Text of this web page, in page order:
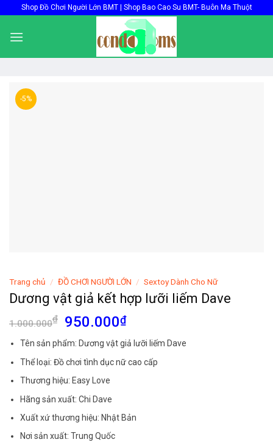
content
Shop Đồ Chơi Người Lớn BMT | Shop Bao Cao Su BMT- Buôn Ma Thuột
-5%
Trang chủ / ĐỒ CHƠI NGƯỜI LỚN / Sextoy Dành Cho Nữ
Dương vật giả kết hợp lưỡi liếm Dave
1.000.000₫
Giá
gốc
là:
1.000.000₫.
950.000₫Giá
hiện
tại
là:
Tên sản phẩm: Dương vật giả lưỡi liếm Dave
Thể loại: Đồ chơi tình dục nữ cao cấp
Thương hiệu: Easy Love
Hãng sản xuất: Chi Dave
Xuất xứ thương hiệu: Nhật Bản
Nơi sản xuất: Trung Quốc